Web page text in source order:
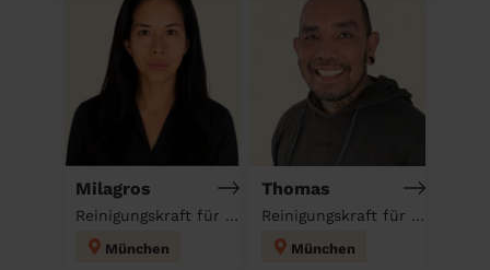
Milagros
Reinigungskraft für deinen Haushalt
München
Thomas
Reinigungskraft für deinen Haushalt
München